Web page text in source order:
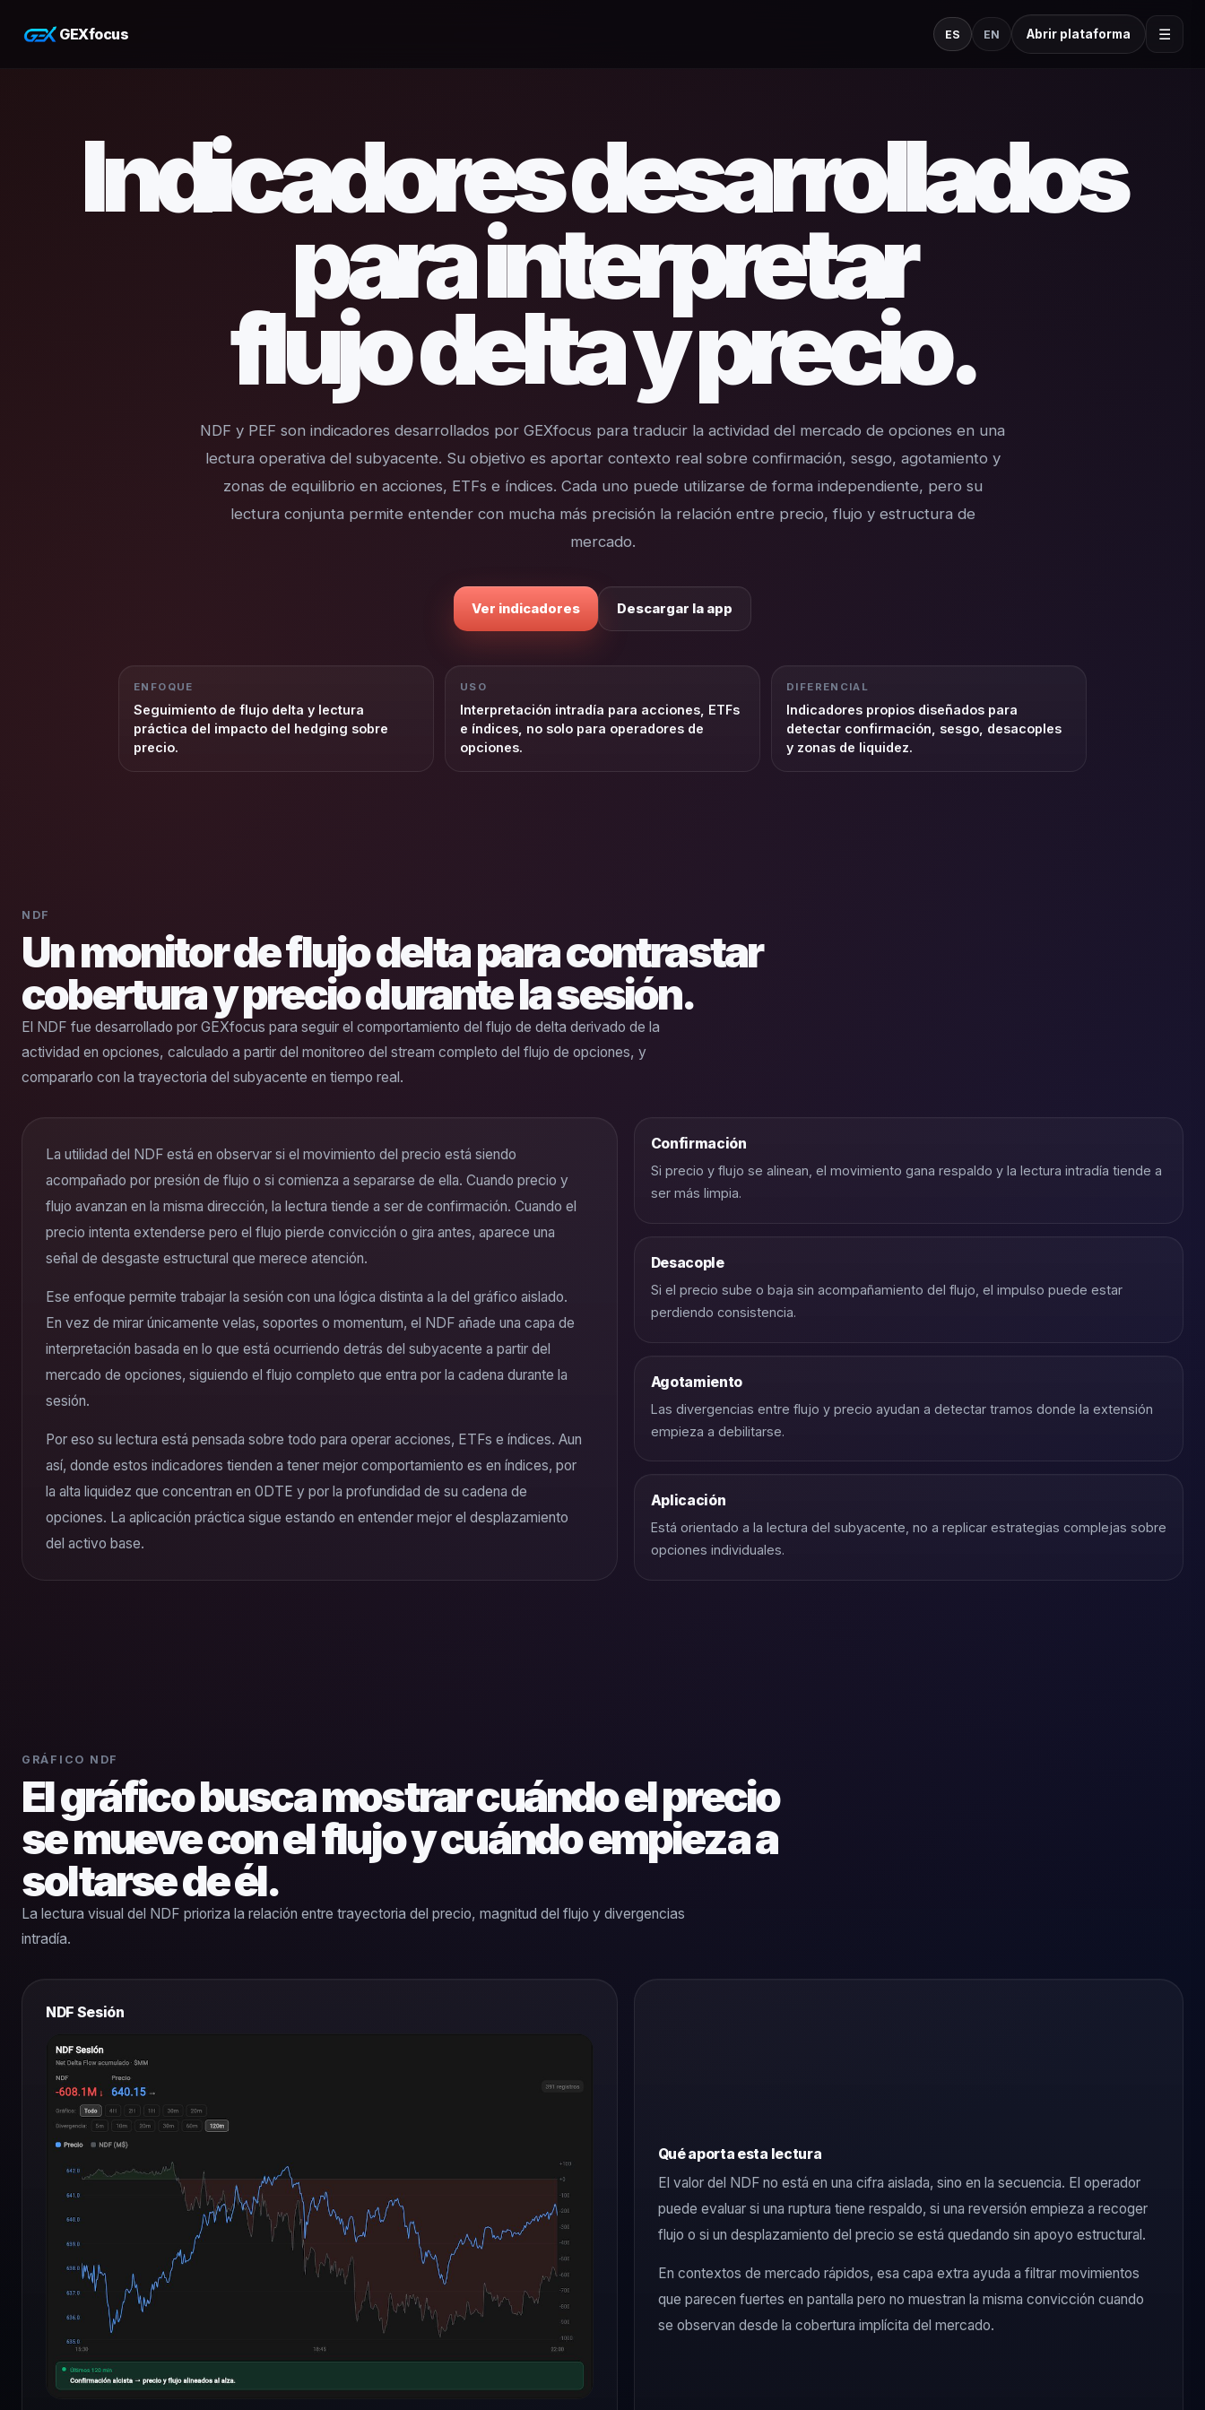
GEXfocus ES EN Abrir plataforma ☰
Indicadores desarrollados
para interpretar
flujo delta y precio.
NDF y PEF son indicadores desarrollados por GEXfocus para traducir la actividad del mercado de opciones en una
lectura operativa del subyacente. Su objetivo es aportar contexto real sobre confirmación, sesgo, agotamiento y
zonas de equilibrio en acciones, ETFs e índices. Cada uno puede utilizarse de forma independiente, pero su
lectura conjunta permite entender con mucha más precisión la relación entre precio, flujo y estructura de
mercado.
Ver indicadores Descargar la app
ENFOQUE
Seguimiento de flujo delta y lectura
práctica del impacto del hedging sobre
precio.
USO
Interpretación intradía para acciones, ETFs
e índices, no solo para operadores de
opciones.
DIFERENCIAL
Indicadores propios diseñados para
detectar confirmación, sesgo, desacoples
y zonas de liquidez.
NDF
Un monitor de flujo delta para contrastar
cobertura y precio durante la sesión.
El NDF fue desarrollado por GEXfocus para seguir el comportamiento del flujo de delta derivado de la
actividad en opciones, calculado a partir del monitoreo del stream completo del flujo de opciones, y
compararlo con la trayectoria del subyacente en tiempo real.
La utilidad del NDF está en observar si el movimiento del precio está siendo
acompañado por presión de flujo o si comienza a separarse de ella. Cuando precio y
flujo avanzan en la misma dirección, la lectura tiende a ser de confirmación. Cuando el
precio intenta extenderse pero el flujo pierde convicción o gira antes, aparece una
señal de desgaste estructural que merece atención.
Ese enfoque permite trabajar la sesión con una lógica distinta a la del gráfico aislado.
En vez de mirar únicamente velas, soportes o momentum, el NDF añade una capa de
interpretación basada en lo que está ocurriendo detrás del subyacente a partir del
mercado de opciones, siguiendo el flujo completo que entra por la cadena durante la
sesión.
Por eso su lectura está pensada sobre todo para operar acciones, ETFs e índices. Aun
así, donde estos indicadores tienden a tener mejor comportamiento es en índices, por
la alta liquidez que concentran en 0DTE y por la profundidad de su cadena de
opciones. La aplicación práctica sigue estando en entender mejor el desplazamiento
del activo base.
Confirmación
Si precio y flujo se alinean, el movimiento gana respaldo y la lectura intradía tiende a
ser más limpia.
Desacople
Si el precio sube o baja sin acompañamiento del flujo, el impulso puede estar
perdiendo consistencia.
Agotamiento
Las divergencias entre flujo y precio ayudan a detectar tramos donde la extensión
empieza a debilitarse.
Aplicación
Está orientado a la lectura del subyacente, no a replicar estrategias complejas sobre
opciones individuales.
GRÁFICO NDF
El gráfico busca mostrar cuándo el precio
se mueve con el flujo y cuándo empieza a
soltarse de él.
La lectura visual del NDF prioriza la relación entre trayectoria del precio, magnitud del flujo y divergencias
intradía.
NDF Sesión
Qué aporta esta lectura
El valor del NDF no está en una cifra aislada, sino en la secuencia. El operador
puede evaluar si una ruptura tiene respaldo, si una reversión empieza a recoger
flujo o si un desplazamiento del precio se está quedando sin apoyo estructural.
En contextos de mercado rápidos, esa capa extra ayuda a filtrar movimientos
que parecen fuertes en pantalla pero no muestran la misma convicción cuando
se observan desde la cobertura implícita del mercado.